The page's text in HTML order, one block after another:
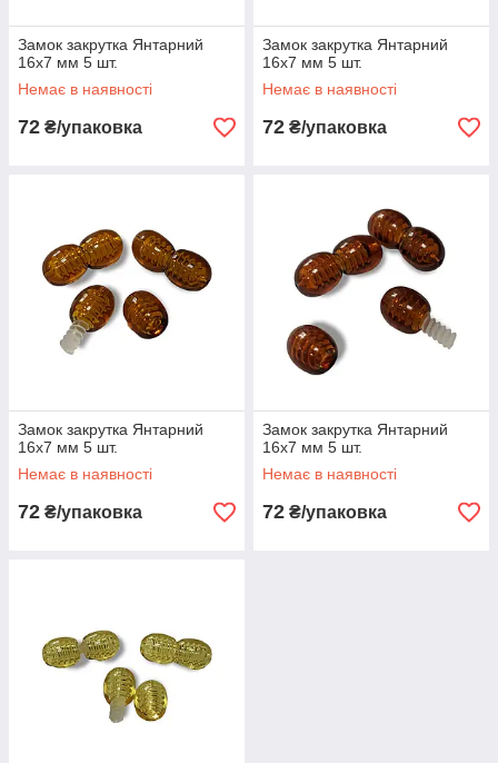
Замок закрутка Янтарний
16х7 мм 5 шт.
Немає в наявності
72 ₴/упаковка
Замок закрутка Янтарний
16х7 мм 5 шт.
Немає в наявності
72 ₴/упаковка
Замок закрутка Янтарний
16х7 мм 5 шт.
Немає в наявності
72 ₴/упаковка
Замок закрутка Янтарний
16х7 мм 5 шт.
Немає в наявності
72 ₴/упаковка